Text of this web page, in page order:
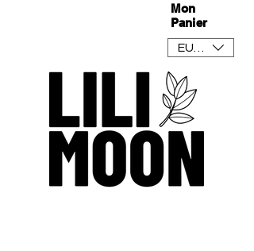
Mon
Panier
EUR (€)